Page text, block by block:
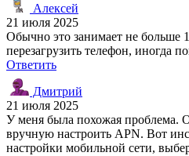
Алексей
21 июля 2025
Обычно это занимает не больше
перезагрузить телефон, иногда
Ответить
Дмитрий
21 июля 2025
У меня была похожая проблема.
вручную настроить APN. Вот
настройки мобильной сети,